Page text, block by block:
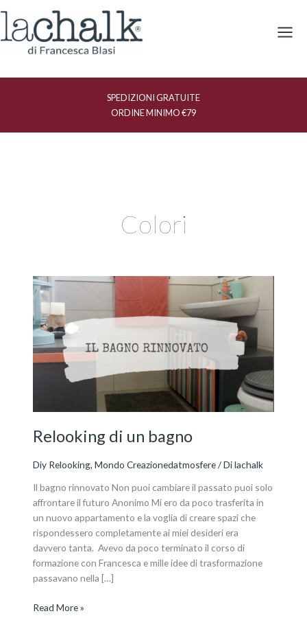
contenuto
SPEDIZIONI GRATUITE
ORDINE MINIMO €79
Colori
Relooking di un bagno
Diy Relooking,Mondo Creazionedatmosfere/ Dilachalk
Il bagno rinnovato Non puoi cambiare il passato puoi solo
affrontare il futuro Anonimo Mi ero da poco trasferita in
un nuovo appartamento e la voglia di creare spazi che
rispondessero completamente ai miei desideri era
davvero tanta. Avevo da poco terminato il corso di
formazione con Francesca e mille idee di trasformazione
passavano nella […]
Relooking
di
un
bagno
Read More »